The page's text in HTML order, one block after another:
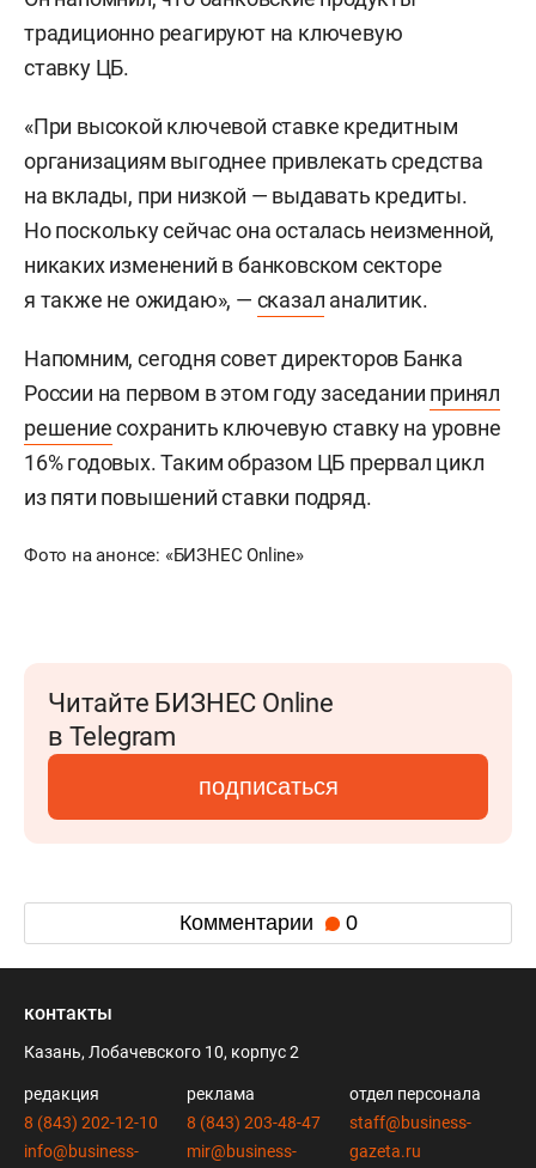
традиционно реагируют на ключевую
ставку ЦБ.
«При высокой ключевой ставке кредитным
организациям выгоднее привлекать средства
на вклады, при низкой — выдавать кредиты.
Но поскольку сейчас она осталась неизменной,
никаких изменений в банковском секторе
я также не ожидаю», — сказал аналитик.
Напомним, сегодня совет директоров Банка
России на первом в этом году заседании принял
решениесохранить ключевую ставку на уровне
16% годовых. Таким образом ЦБ прервал цикл
из пяти повышений ставки подряд.
Фото на анонсе: «БИЗНЕС Online»
Читайте БИЗНЕС Online
в Telegram
подписаться
Комментарии 0
контакты
Казань, Лобачевского 10, корпус 2
редакция
8 (843) 202-12-10
info@business-
реклама
8 (843) 203-48-47
mir@business-
отдел персонала
staff@business-
gazeta.ru